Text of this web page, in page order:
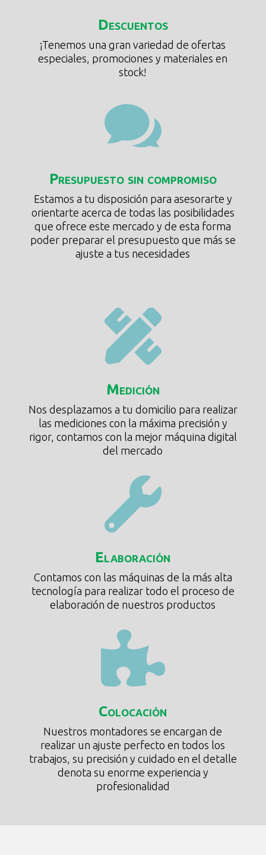
Descuentos
¡Tenemos una gran variedad de ofertas
especiales, promociones y materiales en
stock!

Presupuesto sin compromiso
Estamos a tu disposición para asesorarte y
orientarte acerca de todas las posibilidades
que ofrece este mercado y de esta forma
poder preparar el presupuesto que más se
ajuste a tus necesidades

Medición
Nos desplazamos a tu domicilio para realizar
las mediciones con la máxima precisión y
rigor, contamos con la mejor máquina digital
del mercado

Elaboración
Contamos con las máquinas de la más alta
tecnología para realizar todo el proceso de
elaboración de nuestros productos

Colocación
Nuestros montadores se encargan de
realizar un ajuste perfecto en todos los
trabajos, su precisión y cuidado en el detalle
denota su enorme experiencia y
profesionalidad